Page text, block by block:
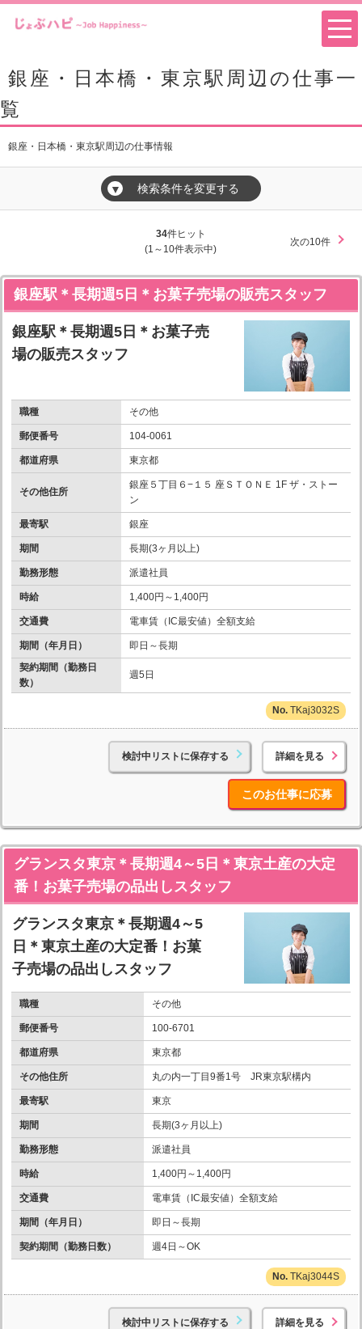
銀座・日本橋・東京駅周辺の仕事一
覧
銀座・日本橋・東京駅周辺の仕事情報
▼ 検索条件を変更する
34件ヒット
(1～10件表示中)
次の10件
銀座駅＊長期週5日＊お菓子売場の販売スタッフ
銀座駅＊長期週5日＊お菓子売
場の販売スタッフ
職種 その他
郵便番号 104-0061
都道府県 東京都
その他住所
銀座５丁目６−１５ 座ＳＴＯＮＥ 1F ザ・ストー
ン
最寄駅 銀座
期間 長期(3ヶ月以上)
勤務形態 派遣社員
時給 1,400円～1,400円
交通費 電車賃（IC最安値）全額支給
期間（年月日）
即日～長期
契約期間（勤務日
数）
週5日
TKaj3032S
検討中リストに保存する 詳細を見る
このお仕事に応募
グランスタ東京＊長期週4～5日＊東京土産の大定
番！お菓子売場の品出しスタッフ
グランスタ東京＊長期週4～5
日＊東京土産の大定番！お菓
子売場の品出しスタッフ
職種 その他
郵便番号 100-6701
都道府県 東京都
その他住所 丸の内一丁目9番1号 JR東京駅構内
最寄駅 東京
期間 長期(3ヶ月以上)
勤務形態 派遣社員
時給 1,400円～1,400円
交通費 電車賃（IC最安値）全額支給
期間（年月日） 即日～長期
契約期間（勤務日数） 週4日～OK
TKaj3044S
検討中リストに保存する 詳細を見る